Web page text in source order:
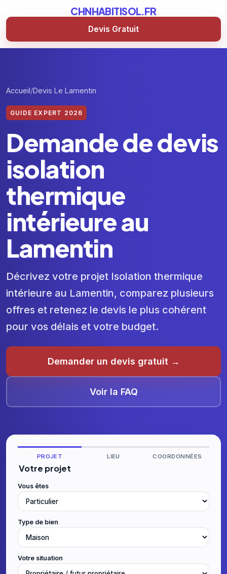
CHNHABITISOL.FR
Devis Gratuit
Accueil Devis Le Lamentin
GUIDE EXPERT 2026
Demande de devis
isolation
thermique
intérieure au
Lamentin
Décrivez votre projet Isolation thermique
intérieure au Lamentin, comparez plusieurs
offres et retenez le devis le plus cohérent
pour vos délais et votre budget.
Demander un devis gratuit →
Voir la FAQ
PROJET LIEU COORDONNÉES
Votre projet
Vous êtes
Type de bien
Votre situation